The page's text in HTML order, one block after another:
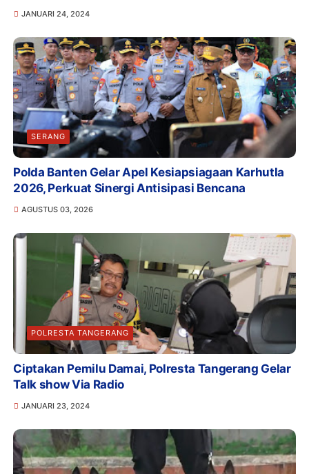
JANUARI 24, 2024
SERANG
Polda Banten Gelar Apel Kesiapsiagaan Karhutla
2026, Perkuat Sinergi Antisipasi Bencana
AGUSTUS 03, 2026
POLRESTA TANGERANG
Ciptakan Pemilu Damai, Polresta Tangerang Gelar
Talk show Via Radio
JANUARI 23, 2024